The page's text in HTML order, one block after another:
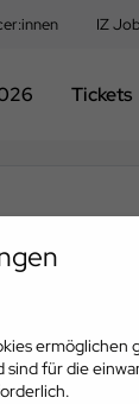
IZ
Tickets
ermöglichen
sind für die